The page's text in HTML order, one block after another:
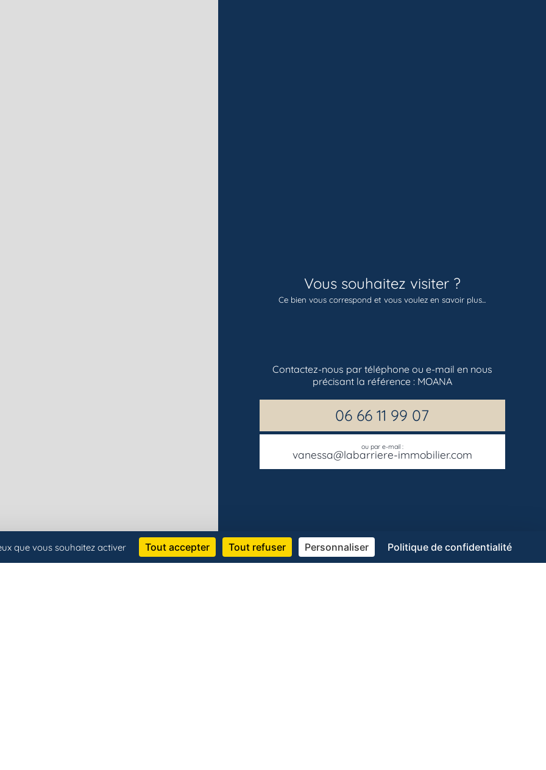
Vous souhaitez visiter ?
Ce bien vous correspond et vous voulez en savoir plus...
Contactez-nous par téléphone ou e-mail en nous
précisant la référence : MOANA
06 66 11 99 07
ou par e-mail :
vanessa@labarriere-immobilier.com
que vous souhaitez activer Tout accepter Tout refuser Personnaliser Politique de confidentialité